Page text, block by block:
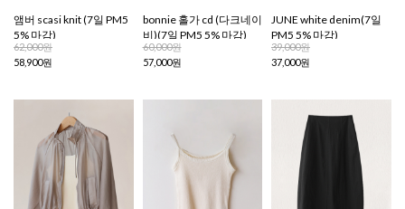
앰버 scasi knit (7일 PM5
5% 마감)
62,000원
58,900원
bonnie 홀가 cd (다크네이
비)(7일 PM5 5% 마감)
60,000원
57,000원
JUNE white denim(7일
PM5 5% 마감)
39,000원
37,000원